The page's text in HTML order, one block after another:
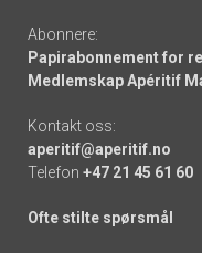
Abonnere:
Papirabonnement for
Medlemskap Apéritif
Kontakt oss:
aperitif@aperitif.no
Telefon +47 21 45 61 60
Ofte stilte spørsmål